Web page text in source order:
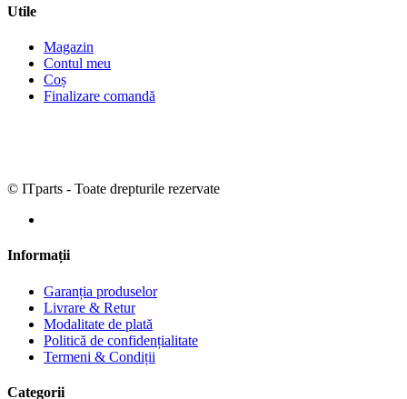
Utile
Magazin
Contul meu
Coș
Finalizare comandă
© ITparts - Toate drepturile rezervate
Informații
Garanția produselor
Livrare & Retur
Modalitate de plată
Politică de confidențialitate
Termeni & Condiții
Categorii